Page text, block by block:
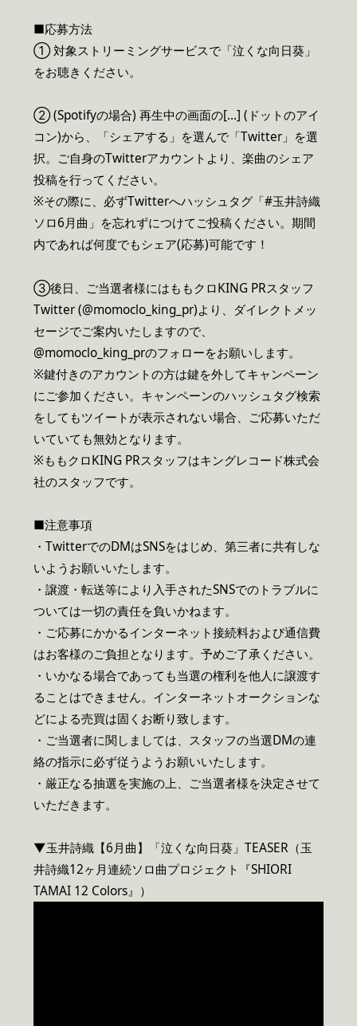
■応募方法
① 対象ストリーミングサービスで「泣くな向日葵」
をお聴きください。
② (Spotifyの場合) 再生中の画面の[…] (ドットのアイ
コン)から、「シェアする」を選んで「Twitter」を選
択。ご自身のTwitterアカウントより、楽曲のシェア
投稿を行ってください。
※その際に、必ずTwitterへハッシュタグ「#玉井詩織
ソロ6月曲」を忘れずにつけてご投稿ください。期間
内であれば何度でもシェア(応募)可能です！
③後日、ご当選者様にはももクロKING PRスタッフ
Twitter (@momoclo_king_pr)より、ダイレクトメッ
セージでご案内いたしますので、
@momoclo_king_prのフォローをお願いします。
※鍵付きのアカウントの方は鍵を外してキャンペーン
にご参加ください。キャンペーンのハッシュタグ検索
をしてもツイートが表示されない場合、ご応募いただ
いていても無効となります。
※ももクロKING PRスタッフはキングレコード株式会
社のスタッフです。
■注意事項
・TwitterでのDMはSNSをはじめ、第三者に共有しな
いようお願いいたします。
・譲渡・転送等により入手されたSNSでのトラブルに
ついては一切の責任を負いかねます。
・ご応募にかかるインターネット接続料および通信費
はお客様のご負担となります。予めご了承ください。
・いかなる場合であっても当選の権利を他人に譲渡す
ることはできません。インターネットオークションな
どによる売買は固くお断り致します。
・ご当選者に関しましては、スタッフの当選DMの連
絡の指示に必ず従うようお願いいたします。
・厳正なる抽選を実施の上、ご当選者様を決定させて
いただきます。
▼玉井詩織【6月曲】「泣くな向日葵」TEASER（玉
井詩織12ヶ月連続ソロ曲プロジェクト『SHIORI
TAMAI 12 Colors』）